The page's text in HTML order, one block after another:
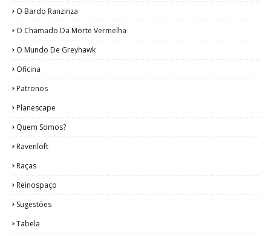
O Bardo Ranzinza
O Chamado Da Morte Vermelha
O Mundo De Greyhawk
Oficina
Patronos
Planescape
Quem Somos?
Ravenloft
Raças
Reinospaço
Sugestões
Tabela